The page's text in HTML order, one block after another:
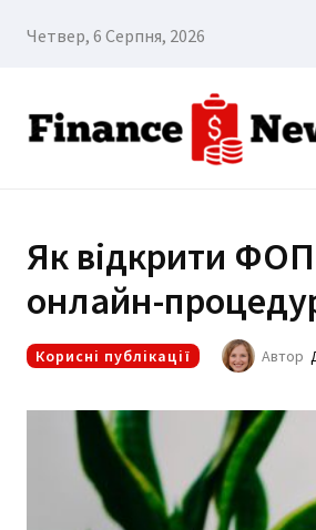
Четвер, 6 Серпня, 2026
Як відкрити
онлайн-
Корисні публікації Автор